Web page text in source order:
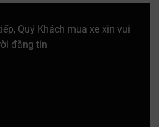
Quý Khách mua xe xin vui
đăng tin